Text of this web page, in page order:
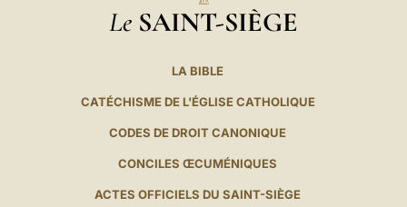
Le SAINT-SIÈGE
LA BIBLE
CATÉCHISME DE L'ÉGLISE CATHOLIQUE
CODES DE DROIT CANONIQUE
CONCILES ŒCUMÉNIQUES
ACTES OFFICIELS DU SAINT-SIÈGE